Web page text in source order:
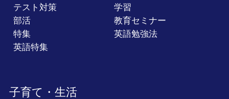
テスト対策
学習
部活
教育セミナー
特集
英語勉強法
英語特集
子育て・生活